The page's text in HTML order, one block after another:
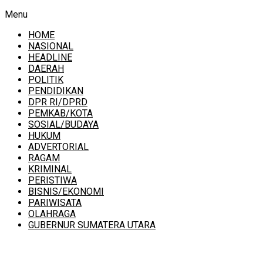
Menu
HOME
NASIONAL
HEADLINE
DAERAH
POLITIK
PENDIDIKAN
DPR RI/DPRD
PEMKAB/KOTA
SOSIAL/BUDAYA
HUKUM
ADVERTORIAL
RAGAM
KRIMINAL
PERISTIWA
BISNIS/EKONOMI
PARIWISATA
OLAHRAGA
GUBERNUR SUMATERA UTARA